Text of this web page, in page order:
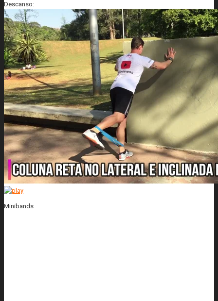
Descanso:
Minibands